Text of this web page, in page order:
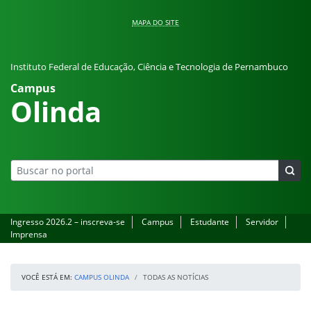
MAPA DO SITE
Instituto Federal de Educação, Ciência e Tecnologia de Pernambuco
Campus
Olinda
Ingresso 2026.2 – inscreva-se Campus Estudante
Servidor
Imprensa
VOCÊ ESTÁ EM: CAMPUS OLINDA TODAS AS NOTÍCIAS